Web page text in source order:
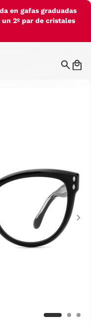
en gafas graduadas
2º par de cristales